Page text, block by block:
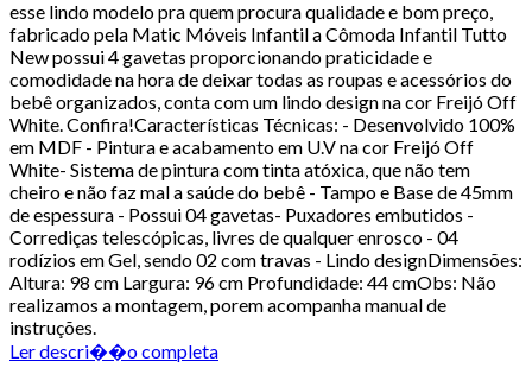
esse lindo modelo pra quem procura qualidade e bom preço,
fabricado pela Matic Móveis Infantil a Cômoda Infantil Tutto
New possui 4 gavetas proporcionando praticidade e
comodidade na hora de deixar todas as roupas e acessórios do
bebê organizados, conta com um lindo design na cor Freijó Off
White. Confira!Características Técnicas: - Desenvolvido 100%
em MDF - Pintura e acabamento em U.V na cor Freijó Off
White- Sistema de pintura com tinta atóxica, que não tem
cheiro e não faz mal a saúde do bebê - Tampo e Base de 45mm
de espessura - Possui 04 gavetas- Puxadores embutidos -
Corrediças telescópicas, livres de qualquer enrosco - 04
rodízios em Gel, sendo 02 com travas - Lindo designDimensões:
Altura: 98 cm Largura: 96 cm Profundidade: 44 cmObs: Não
realizamos a montagem, porem acompanha manual de
instruções.
Ler descri��o completa